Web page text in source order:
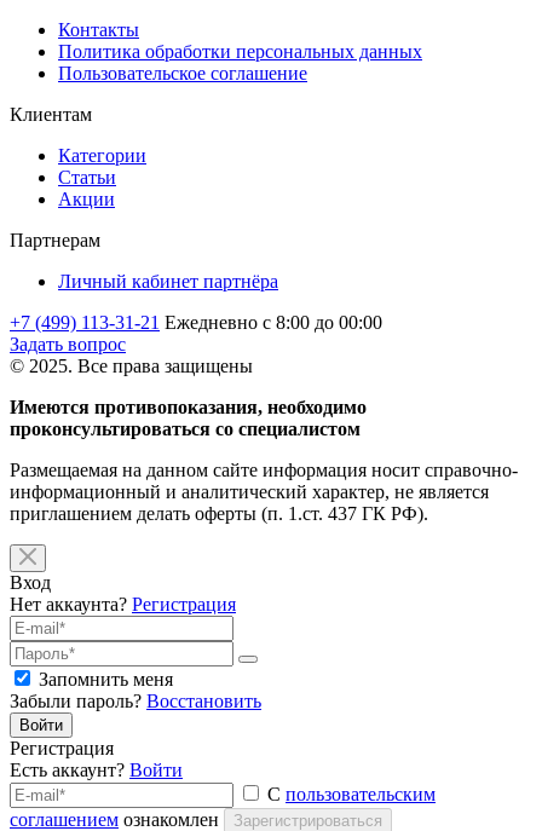
Контакты
Политика обработки персональных данных
Пользовательское соглашение
Клиентам
Категории
Статьи
Акции
Партнерам
Личный кабинет партнёра
+7 (499) 113-31-21 Ежедневно с 8:00 до 00:00
Задать вопрос
© 2025. Все права защищены
Имеются противопоказания, необходимо
проконсультироваться со специалистом
Размещаемая на данном сайте информация носит справочно-
информационный и аналитический характер, не является
приглашением делать оферты (п. 1.ст. 437 ГК РФ).
Вход
Нет аккаунта? Регистрация
Запомнить меня
Забыли пароль? Восстановить
Войти
Регистрация
Есть аккаунт? Войти
С пользовательским
соглашением ознакомлен Зарегистрироваться